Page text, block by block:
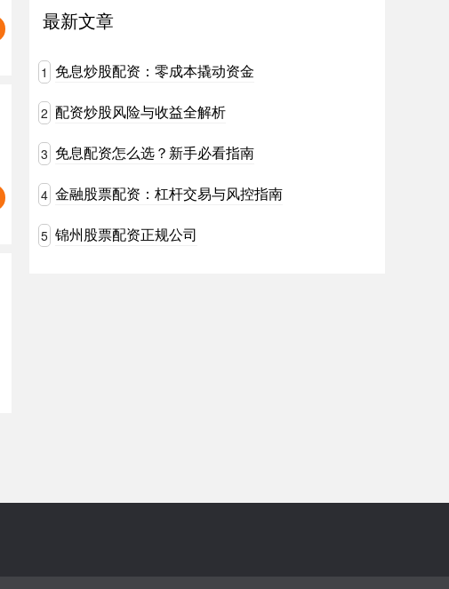
最新文章
1 免息炒股配资：零成本撬动资金
2 配资炒股风险与收益全解析
3 免息配资怎么选？新手必看指南
4 金融股票配资：杠杆交易与风控指南
5 锦州股票配资正规公司